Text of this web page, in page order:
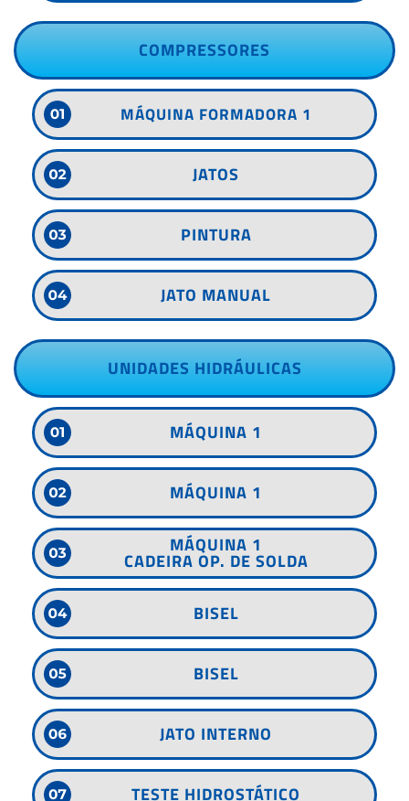
COMPRESSORES
MÁQUINA FORMADORA 1
JATOS
PINTURA
JATO MANUAL
UNIDADES HIDRÁULICAS
MÁQUINA 1
MÁQUINA 1
MÁQUINA 1
CADEIRA OP. DE SOLDA
BISEL
BISEL
JATO INTERNO
TESTE HIDROSTÁTICO